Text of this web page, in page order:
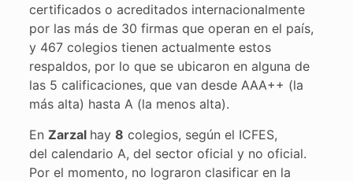
certificados o acreditados internacionalmente
por las más de 30 firmas que operan en el país,
y 467 colegios tienen actualmente estos
respaldos, por lo que se ubicaron en alguna de
las 5 calificaciones, que van desde AAA++ (la
más alta) hasta A (la menos alta).
En Zarzal hay 8 colegios, según el ICFES,
del calendario A, del sector oficial y no oficial.
Por el momento, no lograron clasificar en la